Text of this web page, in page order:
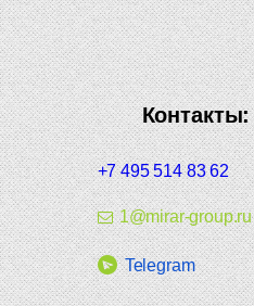
Контакты:
+7 495 514 83 62
1@mirar-group.ru
Telegram